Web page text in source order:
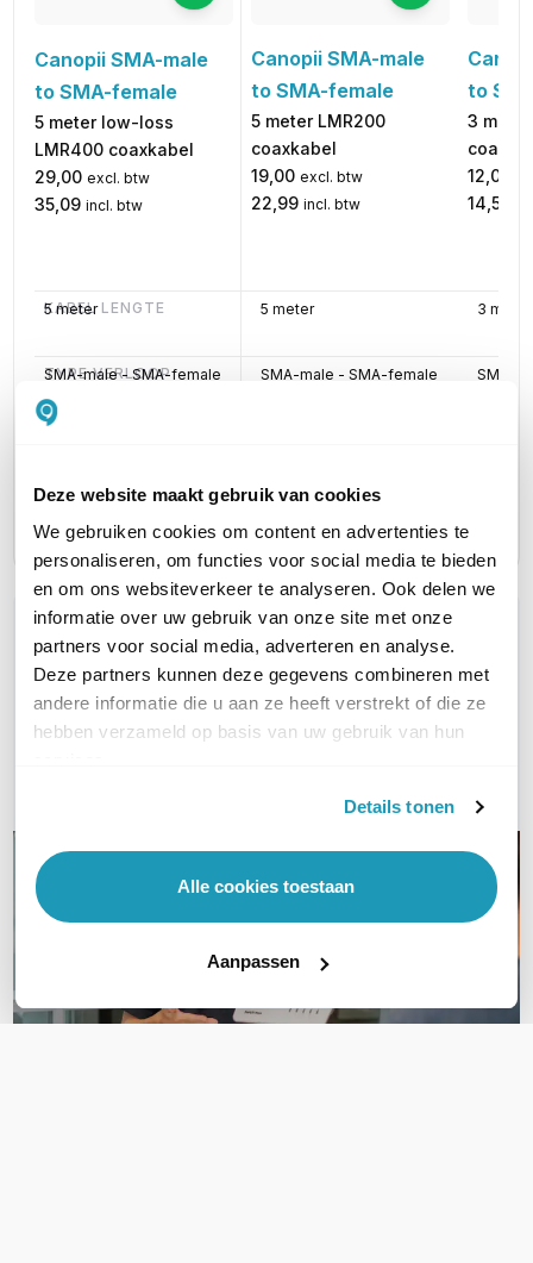
Deze website maakt gebruik van cookies
We gebruiken cookies om content en advertenties te
personaliseren, om functies voor social media te bieden
en om ons websiteverkeer te analyseren. Ook delen we
informatie over uw gebruik van onze site met onze
partners voor social media, adverteren en analyse.
Deze partners kunnen deze gegevens combineren met
andere informatie die u aan ze heeft verstrekt of die ze
hebben verzameld op basis van uw gebruik van hun
Details tonen
Alle cookies toestaan
Aanpassen
KABEL LENGTE
TYPE VERLOOP
INCLUSIEF VERLOOPSTUKJES
Canopii SMA-male
to SMA-female
5 meter low-loss
LMR400 coaxkabel
29,00 excl. btw
35,09 incl. btw
5 meter
SMA-male - SMA-female
Nee
Canopii SMA-male
to SMA-female
5 meter LMR200
coaxkabel
19,00 excl. btw
22,99 incl. btw
5 meter
SMA-male - SMA-female
Nee
to
3
12,00
14,52
3 meter
SMA-
WIL JIJ ADVIES OP MAAT?
Vraag het onze experts!
Bel ons